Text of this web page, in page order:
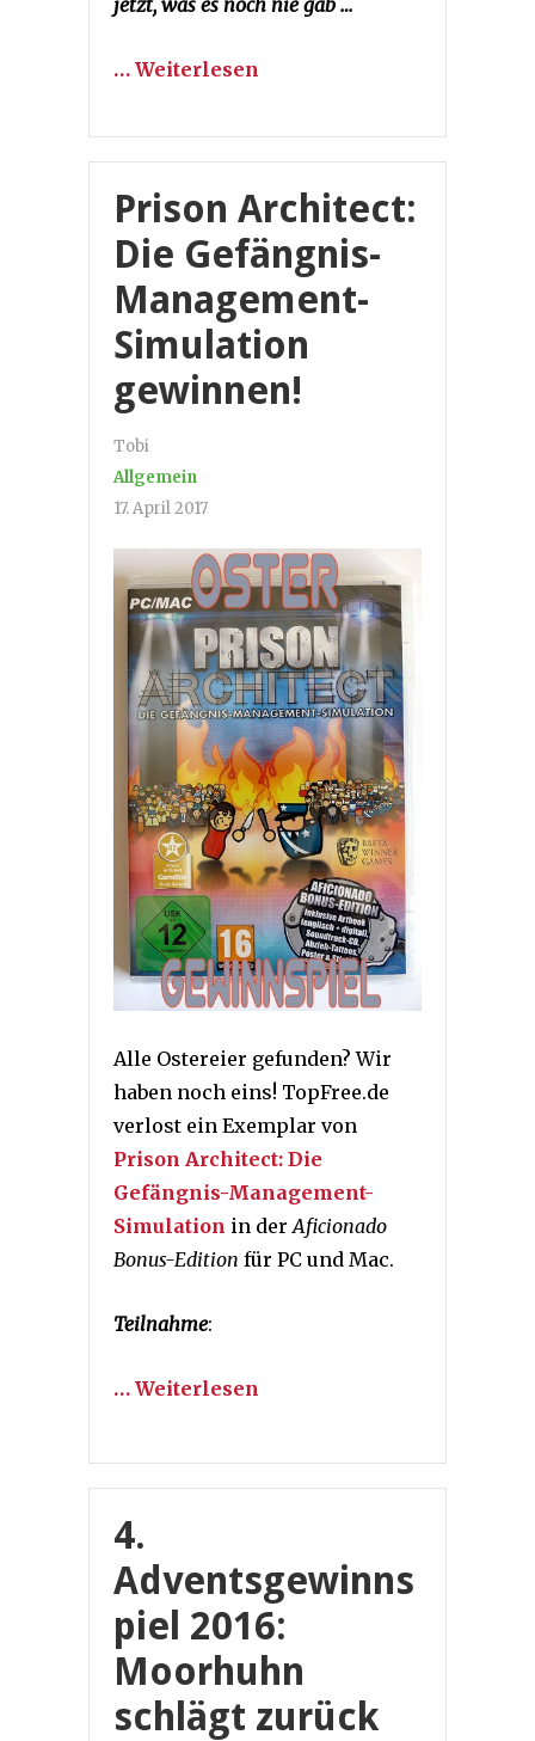
… Weiterlesen
Prison Architect:
Die Gefängnis-
Management-
Simulation
gewinnen!
Tobi
Allgemein
17. April 2017
Alle Ostereier gefunden? Wir
haben noch eins! TopFree.de
verlost ein Exemplar von
Prison Architect: Die
Gefängnis-Management-
Simulation in der Aficionado
Bonus-Edition für PC und Mac.
Teilnahme:
… Weiterlesen
4.
Adventsgewinns
piel 2016:
Moorhuhn
schlägt zurück